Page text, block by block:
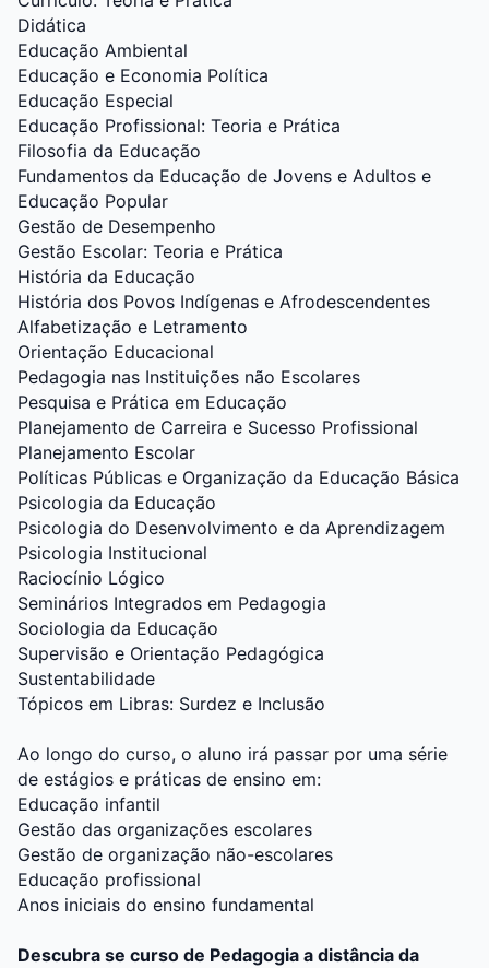
Didática
Educação Ambiental
Educação e Economia Política
Educação Especial
Educação Profissional: Teoria e Prática
Filosofia da Educação
Fundamentos da Educação de Jovens e Adultos e
Educação Popular
Gestão de Desempenho
Gestão Escolar: Teoria e Prática
História da Educação
História dos Povos Indígenas e Afrodescendentes
Alfabetização e Letramento
Orientação Educacional
Pedagogia nas Instituições não Escolares
Pesquisa e Prática em Educação
Planejamento de Carreira e Sucesso Profissional
Planejamento Escolar
Políticas Públicas e Organização da Educação Básica
Psicologia da Educação
Psicologia do Desenvolvimento e da Aprendizagem
Psicologia Institucional
Raciocínio Lógico
Seminários Integrados em Pedagogia
Sociologia da Educação
Supervisão e Orientação Pedagógica
Sustentabilidade
Tópicos em Libras: Surdez e Inclusão
Ao longo do curso, o aluno irá passar por uma série
de estágios e práticas de ensino em:
Educação infantil
Gestão das organizações escolares
Gestão de organização não-escolares
Educação profissional
Anos iniciais do ensino fundamental
Descubra se curso de Pedagogia a distância da